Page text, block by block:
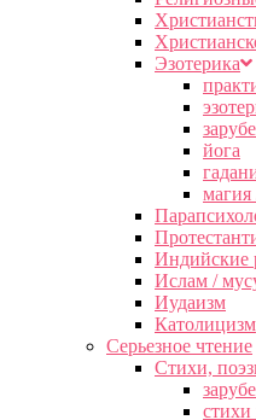
Эзотерика
йога
магия
Индийские
Ислам /
Иудаизм
Католицизм
Серьезное чтение
Cтихи,
стихи